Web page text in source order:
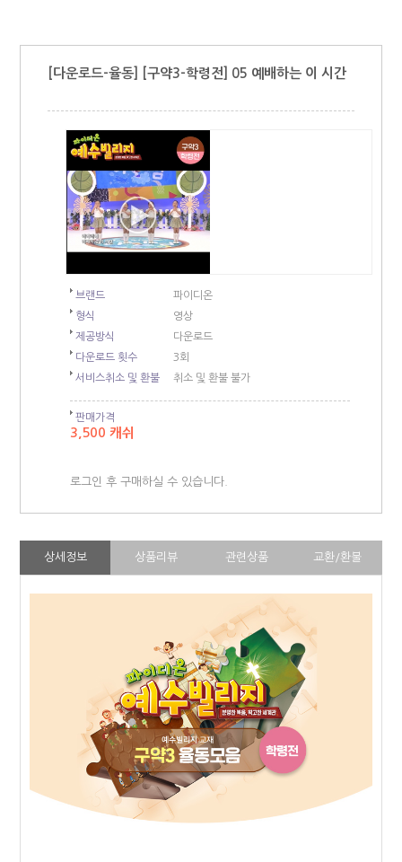
[다운로드-율동] [구약3-학령전] 05 예배하는 이 시간
브랜드
파이디온
형식
영상
제공방식
다운로드
다운로드 횟수
3회
서비스취소 및 환불
취소 및 환불 불가
판매가격
3,500 캐쉬
로그인 후 구매하실 수 있습니다.
상세정보 상품리뷰 관련상품 교환/환불